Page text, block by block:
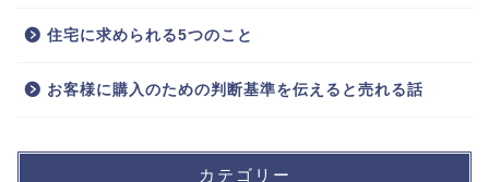
住宅に求められる5つのこと
お客様に購入のための判断基準を伝えると売れる話
カテゴリー